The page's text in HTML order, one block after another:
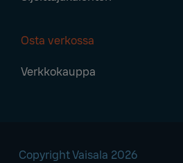
Osta verkossa
Verkkokauppa
Copyright Vaisala 2026